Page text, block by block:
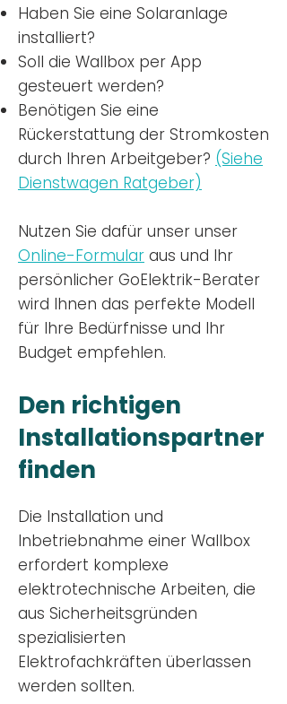
Haben Sie eine Solaranlage
installiert?
Soll die Wallbox per App
gesteuert werden?
Benötigen Sie eine
Rückerstattung der Stromkosten
durch Ihren Arbeitgeber? (Siehe
Dienstwagen Ratgeber)
Nutzen Sie dafür unser unser
Online-Formular aus und Ihr
persönlicher GoElektrik-Berater
wird Ihnen das perfekte Modell
für Ihre Bedürfnisse und Ihr
Budget empfehlen.
Den richtigen
Installationspartner
finden
Die Installation und
Inbetriebnahme einer Wallbox
erfordert komplexe
elektrotechnische Arbeiten, die
aus Sicherheitsgründen
spezialisierten
Elektrofachkräften überlassen
werden sollten.